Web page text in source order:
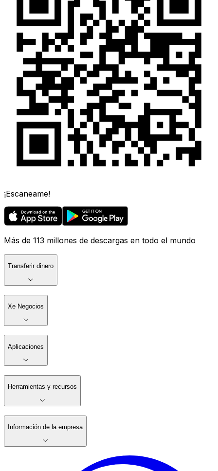
¡Escaneame!
Más de 113 millones de descargas en todo el mundo
Transferir dinero
Xe Negocios
Aplicaciones
Herramientas y recursos
Información de la empresa